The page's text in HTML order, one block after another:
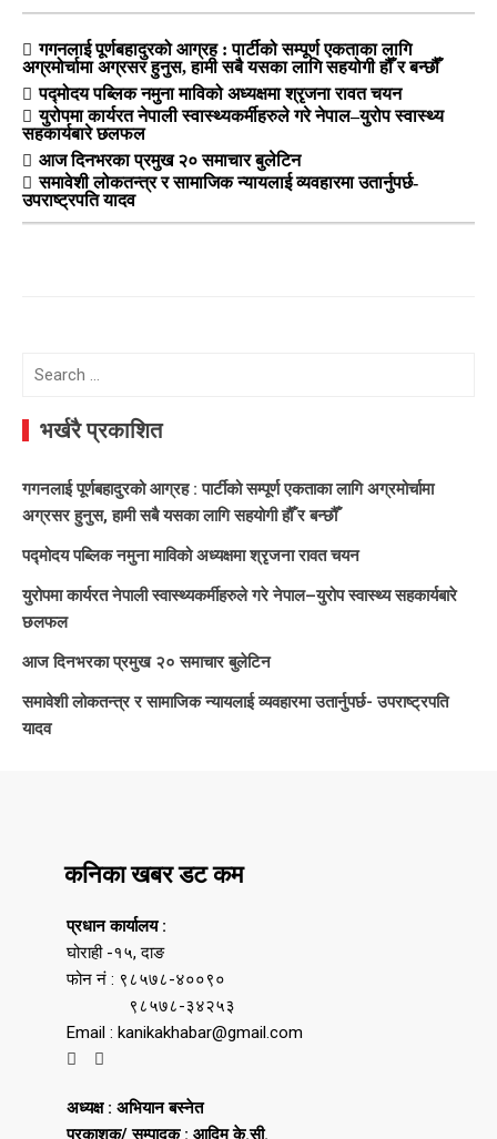
गगनलाई पूर्णबहादुरको आग्रह : पार्टीको सम्पूर्ण एकताका लागि
अग्रमोर्चामा अग्रसर हुनुस, हामी सबै यसका लागि सहयोगी हौँ र बन्छौँ
पद्मोदय पब्लिक नमुना माविको अध्यक्षमा श्रृजना रावत चयन
युरोपमा कार्यरत नेपाली स्वास्थ्यकर्मीहरुले गरे नेपाल–युरोप स्वास्थ्य
सहकार्यबारे छलफल
आज दिनभरका प्रमुख २० समाचार बुलेटिन
समावेशी लोकतन्त्र र सामाजिक न्यायलाई व्यवहारमा उतार्नुपर्छ-
उपराष्ट्रपति यादव
Search
भर्खरै प्रकाशित
गगनलाई पूर्णबहादुरको आग्रह : पार्टीको सम्पूर्ण एकताका लागि अग्रमोर्चामा
अग्रसर हुनुस, हामी सबै यसका लागि सहयोगी हौँ र बन्छौँ
पद्मोदय पब्लिक नमुना माविको अध्यक्षमा श्रृजना रावत चयन
युरोपमा कार्यरत नेपाली स्वास्थ्यकर्मीहरुले गरे नेपाल–युरोप स्वास्थ्य सहकार्यबारे
छलफल
आज दिनभरका प्रमुख २० समाचार बुलेटिन
समावेशी लोकतन्त्र र सामाजिक न्यायलाई व्यवहारमा उतार्नुपर्छ- उपराष्ट्रपति
यादव
कनिका खबर डट कम
प्रधान कार्यालय :
घोराही -१५, दाङ
फोन नं : ९८५७८-४००९०
९८५७८-३४२५३
Email : kanikakhabar@gmail.com
अध्यक्ष : अभियान बस्नेत
प्रकाशक/ सम्पादक : आदिम के.सी.